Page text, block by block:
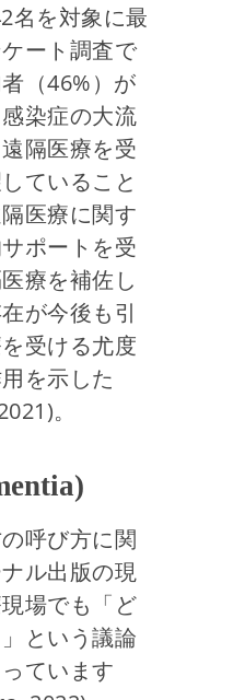
名を対象に最
ート調査で
（46%）が
染症の大流
隔医療を受
ていること
医療に関す
ポートを受
療を補佐し
が今後も引
受ける尤度
を示した
。
呼び方に関
ル出版の現
場でも「ど
という議論
ています